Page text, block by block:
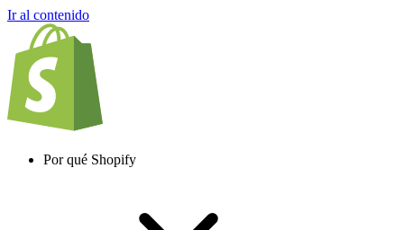
Ir al contenido
Por qué Shopify